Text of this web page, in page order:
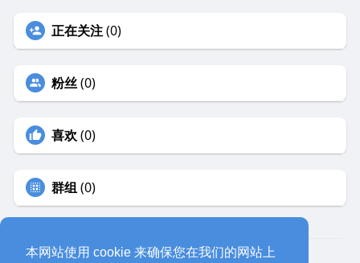
本网站使用 cookie 来确保您在我们的网站上
正在关注(0)
粉丝(0)
喜欢 (0)
群组(0)
© 2026 eyeoo